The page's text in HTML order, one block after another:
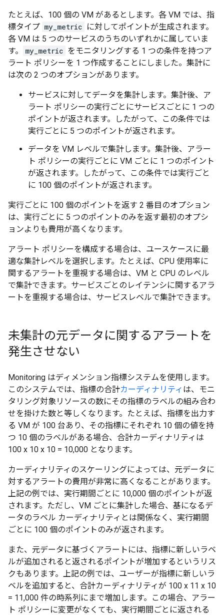
たとえば、100 個の VM があるとします。各 VM では、指
標タイプ my_metric に対してポイントが生成されます。
各 VM は 5 つのサービスのうちのいずれかに属していま
す。
my_metric をモニタリングする 1 つの条件を持つア
ラート ポリシーを 1 つ作成することにしました。集計に
は次の 2 つのオプションがあります。
サービスに対してデータを集計します。集計後、ア
ラート ポリシーの実行ごとにサービスごとに 1 つの
ポイントが返されます。したがって、この条件では
実行ごとに 5 つのポイントが返されます。
データを VM レベルで集計します。集計後、アラー
ト ポリシーの実行ごとに VM ごとに 1 つのポイント
が返されます。したがって、この条件では実行ごと
に 100 個のポイントが返されます。
実行ごとに 100 個のポイントを返す 2 番目のオプション
は、実行ごとに 5 つのポイントのみを返す最初のオプシ
ョンよりも費用が高くなります。
アラート ポリシーを構成する場合は、ユースケースに最
適な集計レベルを選択します。たとえば、CPU 使用率に
関するアラートを重視する場合は、VM と CPU のレベル
で集計できます。サービスごとのレイテンシに関するアラ
ートを重視する場合は、サービスレベルで集計できます。
未集計の元データに関するアラートを
発生させない
Monitoring はディメンション指標システムを使用します。
このシステムでは、指標の合計カーディナリティ は、モニ
タリング対象リソースの数にその指標のラベルの組み合わ
せを掛けた数と等しくなります。たとえば、指標を出力す
る VM が 100 台あり、その指標にそれぞれ 10 個の値を持
つ 10 個のラベルがある場合、合計カーディナリティは
100 x 10 x 10 = 10,000 となります。
カーディナリティのスケーリングによっては、元データに
対するアラートの費用が非常に高くなることがあります。
上記の例では、実行期間ごとに 10,000 個のポイントが返
されます。ただし、VM ごとに集計した場合、基になるデ
ータのラベル カーディナリティとは関係なく、実行期間
ごとに 100 個のポイントのみが返されます。
また、元データに基づくアラートには、指標に新しいラベ
ルが追加されると返されるポイントが増加するというリス
クもあります。上記の例では、ユーザーが指標に新しいラ
ベルを追加すると、合計カーディナリティが 100 x 11 x 10
= 11,000 件の時系列にまで増加します。この場合、アラー
ト ポリシーに変更がなくても、実行期間ごとに返される